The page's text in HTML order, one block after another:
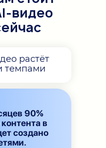
видео
90%
в
создано
растёт
темпами